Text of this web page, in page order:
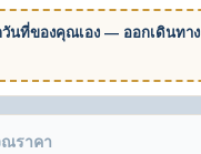
วันที่ของคุณเอง — ออกเดินทาง
ราคา